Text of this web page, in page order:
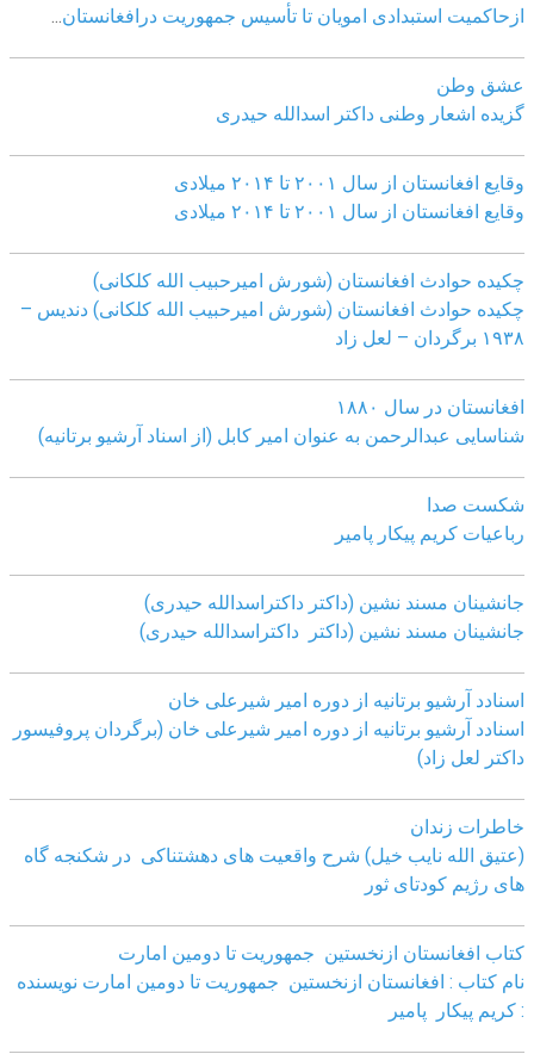
ازحاکمیت استبدادی امویان تا تأسیس جمهوریت درافغانستان
عشق وطن
گزیده اشعار وطنی داکتر اسدالله حیدری
وقایع افغانستان از سال ۲۰۰۱ تا ۲۰۱۴ میلادی
وقایع افغانستان از سال ۲۰۰۱ تا ۲۰۱۴ میلادی
چکیده حوادث افغانستان (شورش امیرحبیب الله کلکانی)
چکیده حوادث افغانستان (شورش امیرحبیب الله کلکانی) دندیس –
١٩٣٨ برگردان – لعل زاد
افغانستان در سال ۱۸۸۰
شناسایی عبدالرحمن به عنوان امیر کابل (از اسناد آرشیو برتانیه)
شکست صدا
رباعیات کریم پیکار پامیر
جانشینان مسند نشین (داکتر داکتراسدالله حیدری)
جانشینان مسند نشین (داکتر داکتراسدالله حیدری)
اسنادد آرشیو برتانیه از دوره امیر شیرعلی خان
اسنادد آرشیو برتانیه از دوره امیر شیرعلی خان (برگردان پروفیسور
داکتر لعل زاد)
خاطرات زندان
(عتیق الله نایب خیل) شرح واقعیت های دهشتناکی در شکنجه گاه
های رژیم کودتای ثور
کتاب افغانستان ازنخستین جمهوریت تا دومین امارت
نام کتاب : افغانستان ازنخستین جمهوریت تا دومین امارت نویسنده
: کریم پیکار پامیر